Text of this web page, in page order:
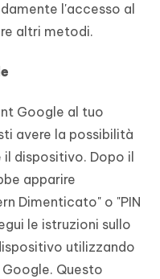
l'accesso al
altri metodi.
Google al tuo
avere la possibilità
dispositivo. Dopo il
apparire
Dimenticato" o "PIN
le istruzioni sullo
utilizzando
Questo